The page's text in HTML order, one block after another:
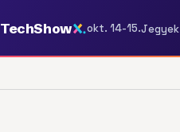
TechShow okt. 14-15.Jegyek